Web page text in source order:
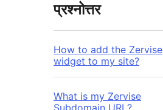
प्रश्नोत्तर
How to add the Zervise
widget to my site?
What is my Zervise